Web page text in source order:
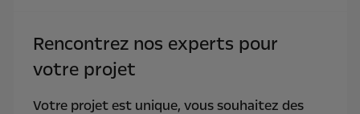
Rencontrez nos experts pour
votre projet
Votre projet est unique, vous souhaitez des